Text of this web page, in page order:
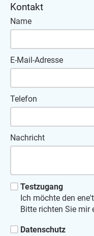
Kontakt
Name
E-Mail-Adresse
Telefon
Nachricht
Testzugang
Ich möchte den
Bitte richten Sie mir
Datenschutz